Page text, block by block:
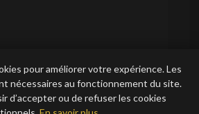
pour améliorer votre expérience. Les
nécessaires au fonctionnement du site.
d’accepter ou de refuser les cookies